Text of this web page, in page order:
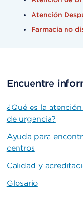
Atención
Farmacia no
Encuentre
¿Qué es la
de urgencia?
Ayuda para
centros
Calidad y
Glosario